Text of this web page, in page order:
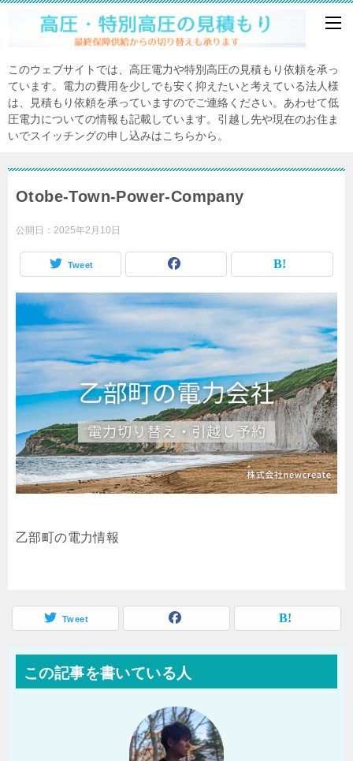
このウェブサイトでは、高圧電力や特別高圧の見積もり依頼を承っ
ています。電力の費用を少しでも安く抑えたいと考えている法人様
は、見積もり依頼を承っていますのでご連絡ください。あわせて低
圧電力についての情報も記載しています。引越し先や現在のお住ま
いでスイッチングの申し込みはこちらから。
Otobe-Town-Power-Company
公開日： 2025年2月10日
Tweet
乙部町の電力情報
Tweet
この記事を書いている人